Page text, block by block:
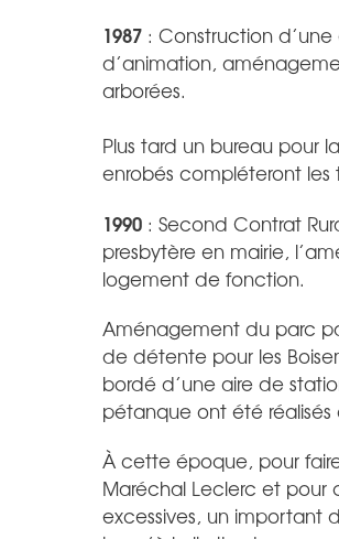
1987: Construction d’une
d’animation,
arborées.
Plus tard un bureau pour
enrobés compléteront les
1990: Second Contrat
presbytère en mairie,
logement de fonction.
Aménagement du parc
de détente pour les
bordé d’une aire de
pétanque ont été réalisés
À cette époque, pour
Maréchal Leclerc et pour
excessives, un important